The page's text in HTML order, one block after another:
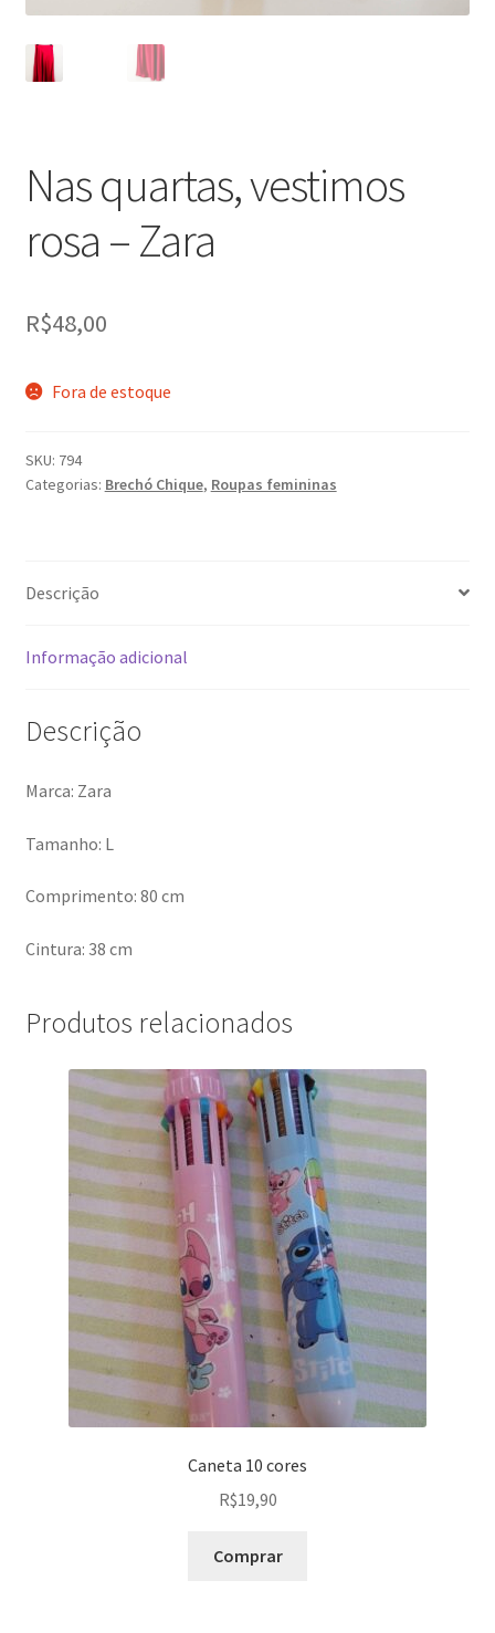
Nas quartas, vestimos
rosa – Zara
R$48,00
Fora de estoque
SKU: 794
Categorias: Brechó Chique, Roupas femininas
Descrição
Informação adicional
Descrição
Marca: Zara
Tamanho: L
Comprimento: 80 cm
Cintura: 38 cm
Produtos relacionados
Caneta 10 cores
R$19,90
Comprar